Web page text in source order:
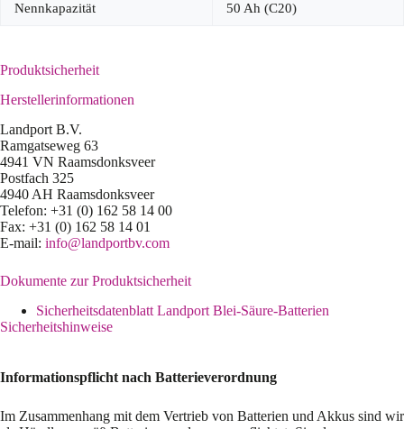
Nennkapazität 50 Ah (C20)
Produktsicherheit
Herstellerinformationen
Landport B.V.
Ramgatseweg 63
4941 VN Raamsdonksveer
Postfach 325
4940 AH Raamsdonksveer
Telefon: +31 (0) 162 58 14 00
Fax: +31 (0) 162 58 14 01
E-mail: info@landportbv.com
Dokumente zur Produktsicherheit
Sicherheitsdatenblatt Landport Blei-Säure-Batterien
Sicherheitshinweise
Informationspflicht nach Batterieverordnung
Im Zusammenhang mit dem Vertrieb von Batterien und Akkus sind wir